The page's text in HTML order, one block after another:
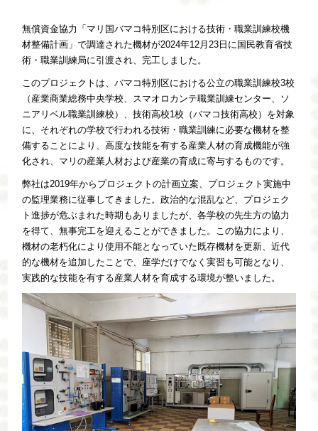
無償資金協力「マリ国バマコ特別区における技術・職業訓練校機
材整備計画」で調達された機材が2024年12月23日に国民教育省技
術・職業訓練局に引渡され、完工しました。
このプロジェクトは、バマコ特別区における公立の職業訓練校3校
（産業商業総務中央学校、スマオロカンテ職業訓練センター、ソ
ニアリベル職業訓練校）、技術高校1校（バマコ技術高校）を対象
に、それぞれの学校で行われる技術・職業訓練に必要な機材を整
備することにより、高度な技能を有する産業人材の育成機能が強
化され、マリの産業人材および産業の育成に寄与するものです。
弊社は2019年からプロジェクトの計画立案、プロジェクト実施中
の監理業務に従事してきました。政治的な混乱など、プロジェク
ト進捗が危ぶまれた時期もありましたが、各学校の先生方の協力
を得て、無事完工を迎えることができました。この協力により、
機材の老朽化により使用不能となっていた既存機材を更新、近代
的な機材を追加したことで、座学だけでなく実習も可能となり、
実践的な技能を有する産業人材を育成する環境が整いました。